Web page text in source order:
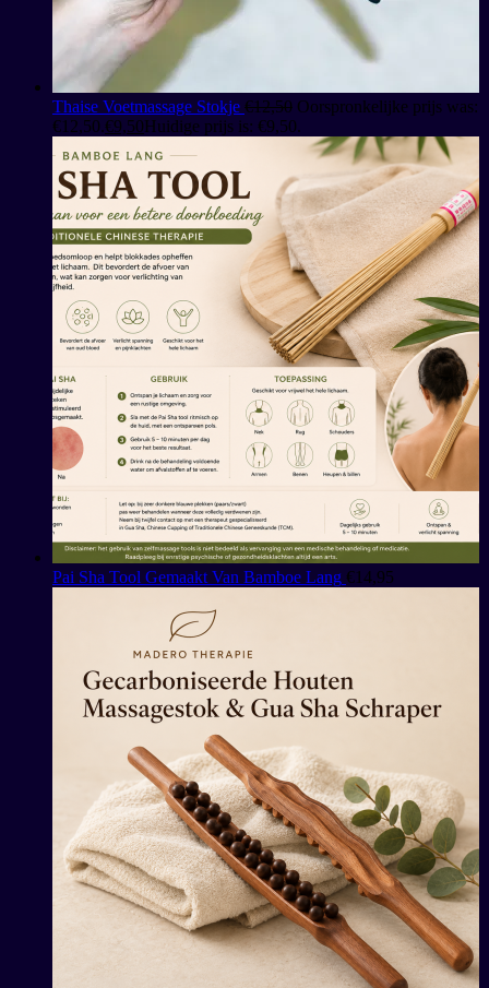
Thaise Voetmassage Stokje €12,50 Oorspronkelijke prijs was:
€12,50.€9,50Huidige prijs is: €9,50.
Pai Sha Tool Gemaakt Van Bamboe Lang €14,95